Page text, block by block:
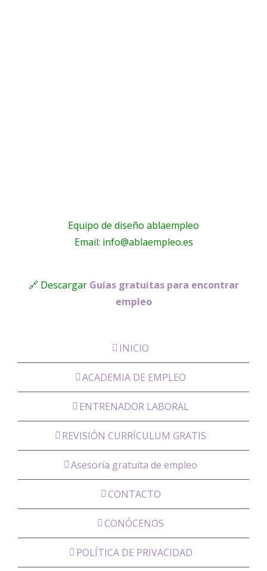
Equipo de diseño ablaempleo
Email: info@ablaempleo.es
🔗 Descargar Guías gratuitas para encontrar
empleo
INICIO
ACADEMIA DE EMPLEO
ENTRENADOR LABORAL
REVISIÓN CURRÍCULUM GRATIS
Asesoría gratuita de empleo
CONTACTO
CONÓCENOS
POLÍTICA DE PRIVACIDAD